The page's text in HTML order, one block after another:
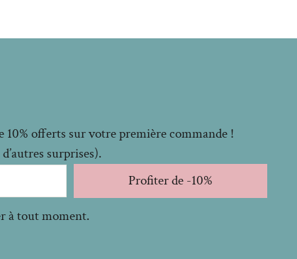
offerts sur votre première commande !
surprises).
à tout moment.
Profiter de -10%